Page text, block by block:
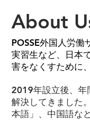
About
POSSE外国人労働
実習生など、日本
害をなくすために
2019年設立後、年
解決してきました
本語」、中国語な